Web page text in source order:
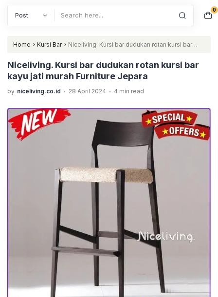
0
Home › Kursi Bar› Niceliving. Kursi bar dudukan rotan kursi bar
kayu jati murah Furniture Jepara
Niceliving. Kursi bar dudukan rotan kursi bar
kayu jati murah Furniture Jepara
by niceliving.co.id . 28 April 2024 . 4 min read